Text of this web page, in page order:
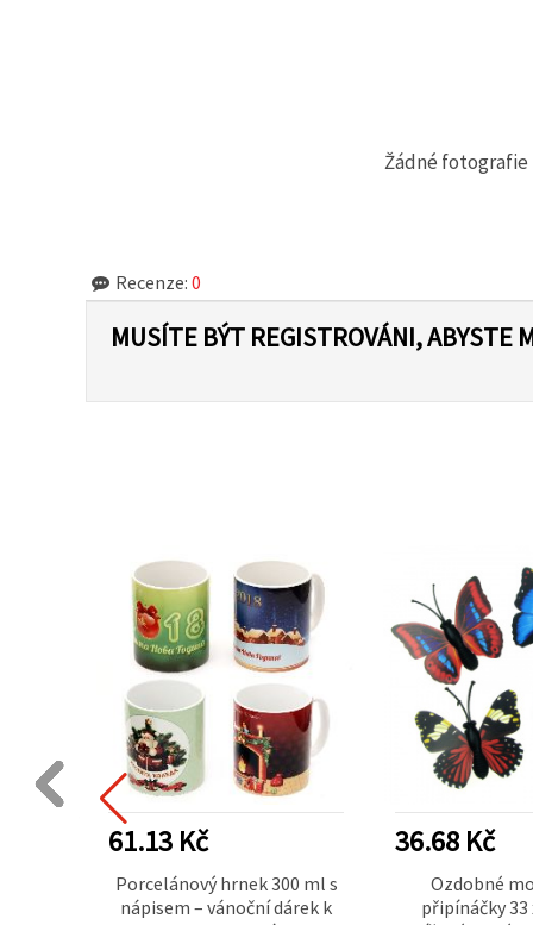
Žádné fotografie
Recenze: 0
MUSÍTE BÝT REGISTROVÁNI, ABYSTE
61.13 Kč
Porcelánový hrnek 300 ml s
nápisem – vánoční dárek k
36.68 Kč
Ozdobné
připínáčky 33